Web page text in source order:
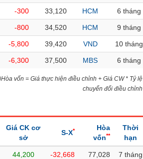
-300 33,120 HCM 6 tháng
-800 34,520 HCM 9 tháng
-5,800 39,420 VND 10 tháng
-6,300 37,500 MBS 6 tháng
vốn = Giá thực hiện điều chỉnh + Giá CW * Tỷ lệ
chuyển đổi điều chỉnh
Giá CK cơ
sở
S-X*
Hòa
vốn**
Thời
hạn
44,200 -32,668 77,028 7 tháng